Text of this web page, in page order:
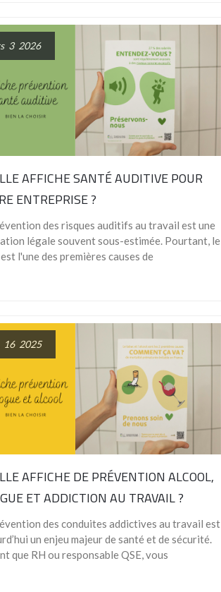
3 2026
AFFICHE SANTÉ AUDITIVE POUR
ENTREPRISE ?
des risques auditifs au travail est une
légale souvent sous-estimée. Pourtant, le
l'une des premières causes de
16 2025
AFFICHE DE PRÉVENTION ALCOOL,
ET ADDICTION AU TRAVAIL ?
des conduites addictives au travail est
un enjeu majeur de santé et de sécurité.
que RH ou responsable QSE, vous